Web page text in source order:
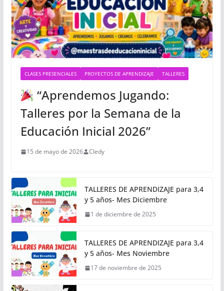
CLASES PRESENCIALES PROYECTOS DE APRENDIZAJE TALLERES
“Aprendemos Jugando:
Talleres por la Semana de la
Educación Inicial 2026”
15 de mayo de 2026 Cledy
TALLERES DE APRENDIZAJE para 3,4
y 5 años- Mes Diciembre
1 de diciembre de 2025
TALLERES DE APRENDIZAJE para 3,4
y 5 años- Mes Noviembre
17 de noviembre de 2025